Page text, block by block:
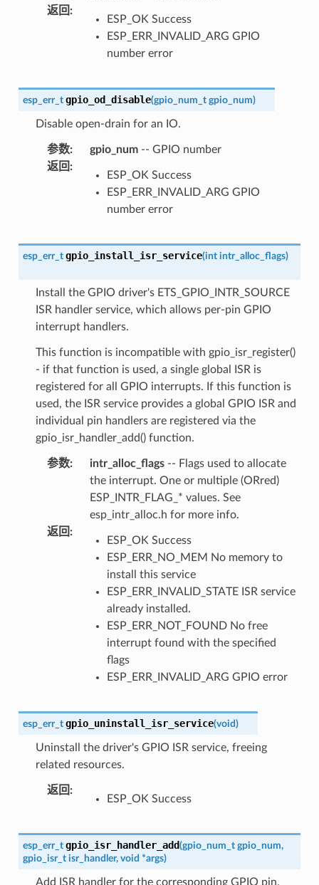
返回 :
ESP_OK Success
ESP_ERR_INVALID_ARG GPIO
number error
esp_err_t gpio_od_disable(gpio_num_t gpio_num)
Disable open-drain for an IO.
参数: gpio_num-- GPIO number
返回 :
ESP_OK Success
ESP_ERR_INVALID_ARG GPIO
number error
esp_err_t gpio_install_isr_service(int intr_alloc_flags)
Install the GPIO driver's ETS_GPIO_INTR_SOURCE
ISR handler service, which allows per-pin GPIO
interrupt handlers.
This function is incompatible with gpio_isr_register()
- if that function is used, a single global ISR is
registered for all GPIO interrupts. If this function is
used, the ISR service provides a global GPIO ISR and
individual pin handlers are registered via the
gpio_isr_handler_add() function.
参数: intr_alloc_flags-- Flags used to allocate
the interrupt. One or multiple (ORred)
ESP_INTR_FLAG_* values. See
esp_intr_alloc.h for more info.
返回 :
ESP_OK Success
ESP_ERR_NO_MEM No memory to
install this service
ESP_ERR_INVALID_STATE ISR service
already installed.
ESP_ERR_NOT_FOUND No free
interrupt found with the specified
flags
ESP_ERR_INVALID_ARG GPIO error
esp_err_t gpio_uninstall_isr_service(void)
Uninstall the driver's GPIO ISR service, freeing
related resources.
返回 :
ESP_OK Success
esp_err_t gpio_isr_handler_add(gpio_num_t gpio_num,
gpio_isr_t isr_handler, void *args)
Add ISR handler for the corresponding GPIO pin.